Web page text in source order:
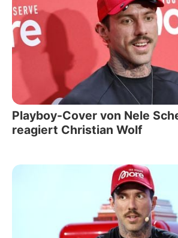
Playboy-Cover von Nele
reagiert Christian Wolf